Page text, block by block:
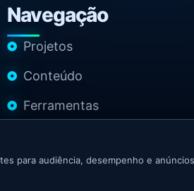
Navegação
Projetos
Conteúdo
Ferramentas
Marketer
para audiência, desempenho e